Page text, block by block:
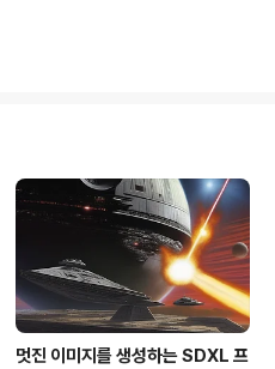
광장에 서 있
집된 3차원
네요. 아래는
릿뷰 촬영차량
른 사진도 보실
스트릿뷰 촬영
위 사진을 본
멋진 이미지를 생성하는 SDXL 프